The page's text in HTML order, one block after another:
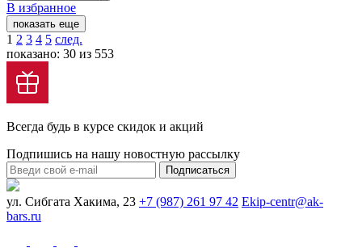
В избранное
показать еще
1 2 3 4 5 след.
показано: 30 из 553
Всегда будь в курсе скидок и акций
Подпишись на нашу новостную рассылку
Подписаться
ул. Сибгата Хакима, 23 +7 (987) 261 97 42 Ekip-centr@ak-
bars.ru